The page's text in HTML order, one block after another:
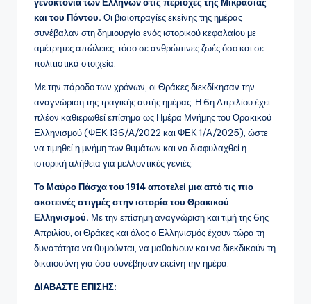
γενοκτονία των Ελλήνων στις περιοχές της Μικρασίας
και του Πόντου. Οι βιαιοπραγίες εκείνης της ημέρας
συνέβαλαν στη δημιουργία ενός ιστορικού κεφαλαίου με
αμέτρητες απώλειες, τόσο σε ανθρώπινες ζωές όσο και σε
πολιτιστικά στοιχεία.
Με την πάροδο των χρόνων, οι Θράκες διεκδίκησαν την
αναγνώριση της τραγικής αυτής ημέρας. Η 6η Απριλίου έχει
πλέον καθιερωθεί επίσημα ως Ημέρα Μνήμης του Θρακικού
Ελληνισμού (ΦΕΚ 136/Α/2022 και ΦΕΚ 1/Α/2025), ώστε
να τιμηθεί η μνήμη των θυμάτων και να διαφυλαχθεί η
ιστορική αλήθεια για μελλοντικές γενιές.
Το Μαύρο Πάσχα του 1914 αποτελεί μια από τις πιο
σκοτεινές στιγμές στην ιστορία του Θρακικού
Ελληνισμού. Με την επίσημη αναγνώριση και τιμή της 6ης
Απριλίου, οι Θράκες και όλος ο Ελληνισμός έχουν τώρα τη
δυνατότητα να θυμούνται, να μαθαίνουν και να διεκδικούν τη
δικαιοσύνη για όσα συνέβησαν εκείνη την ημέρα.
ΔΙΑΒΑΣΤΕ ΕΠΙΣΗΣ: